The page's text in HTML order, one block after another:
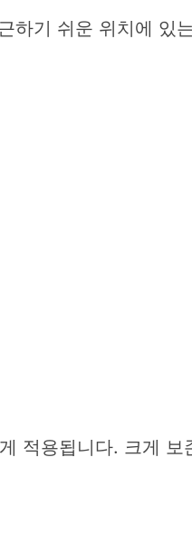
하기 쉬운 위치에 있
적용됩니다. 크게 보